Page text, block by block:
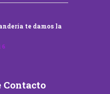
te damos la